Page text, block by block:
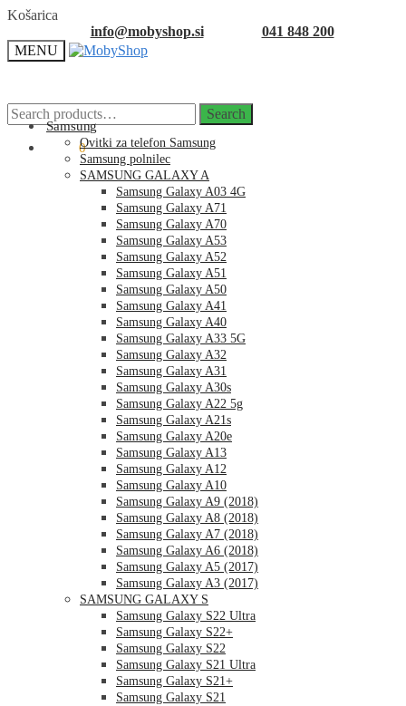
Skip
navigation
Skip
content
Košarica
info@mobyshop.si
041 848 200
MENU
Search
for:
Search
0.00€ 0
Samsung
Ovitki za telefon Samsung
Samsung polnilec
SAMSUNG GALAXY A
Samsung Galaxy A03 4G
Samsung Galaxy A71
Samsung Galaxy A70
Samsung Galaxy A53
Samsung Galaxy A52
Samsung Galaxy A51
Samsung Galaxy A50
Samsung Galaxy A41
Samsung Galaxy A40
Samsung Galaxy A33 5G
Samsung Galaxy A32
Samsung Galaxy A31
Samsung Galaxy A30s
Samsung Galaxy A22 5g
Samsung Galaxy A21s
Samsung Galaxy A20e
Samsung Galaxy A13
Samsung Galaxy A12
Samsung Galaxy A10
Samsung Galaxy A9 (2018)
Samsung Galaxy A8 (2018)
Samsung Galaxy A7 (2018)
Samsung Galaxy A6 (2018)
Samsung Galaxy A5 (2017)
Samsung Galaxy A3 (2017)
SAMSUNG GALAXY S
Samsung Galaxy S22 Ultra
Samsung Galaxy S22+
Samsung Galaxy S22
Samsung Galaxy S21 Ultra
Samsung Galaxy S21+
Samsung Galaxy S21